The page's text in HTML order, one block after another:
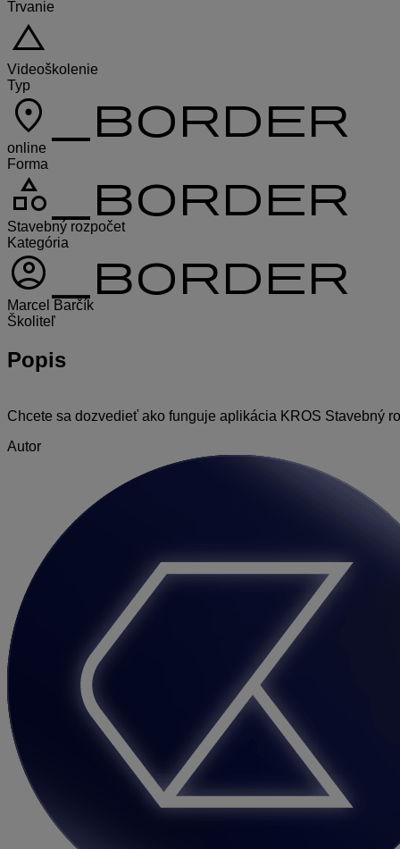
Trvanie
change_history
Videoškolenie
Typ
location_on_border
online
Forma
category_border
Stavebný rozpočet
Kategória
account_circle_border
Marcel Barčík
Školiteľ
Popis
Chcete sa dozvedieť ako funguje aplikácia KROS Stavebný
Autor